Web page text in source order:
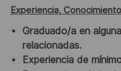
Experiencia,
Graduado/a en
relacionadas.
Experiencia de